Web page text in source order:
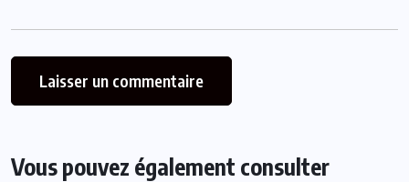
Vous pouvez également consulter